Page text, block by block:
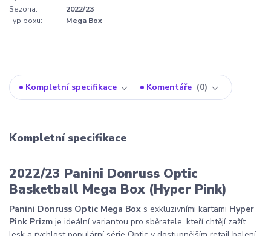
Sezona:
2022/23
Typ boxu:
Mega Box
Kompletní specifikace Komentáře 0
Kompletní specifikace
2022/23 Panini Donruss Optic
Basketball Mega Box (Hyper Pink)
Panini Donruss Optic Mega Box s exkluzivními kartami Hyper
Pink Prizm je ideální variantou pro sběratele, kteří chtějí zažít